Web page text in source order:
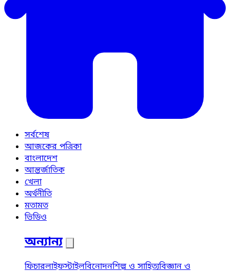
সর্বশেষ
আজকের পত্রিকা
বাংলাদেশ
আন্তর্জাতিক
খেলা
অর্থনীতি
মতামত
ভিডিও
অন্যান্য
ফিচারলাইফস্টাইলবিনোদনশিল্প ও সাহিত্যবিজ্ঞান ও